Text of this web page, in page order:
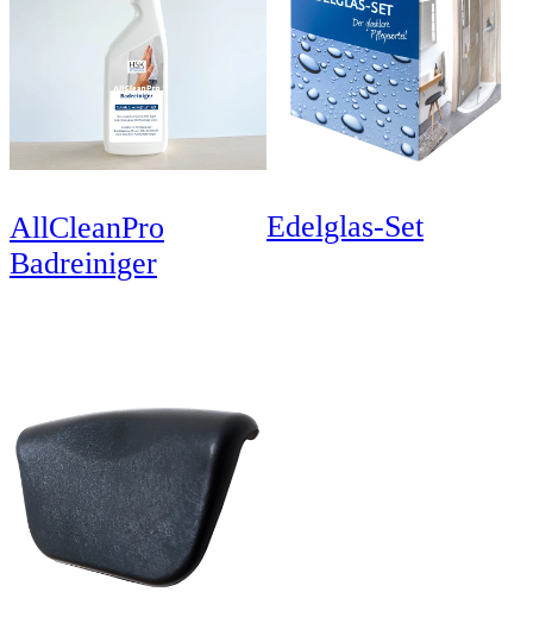
AllCleanPro
Badreiniger
Edelglas-Set